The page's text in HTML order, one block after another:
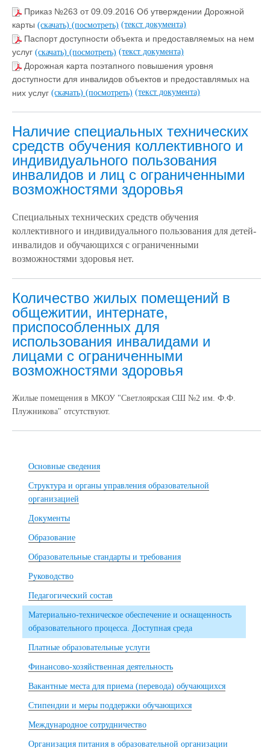
Приказ №263 от 09.09.2016 Об утверждении Дорожной
карты (скачать) (посмотреть) (текст документа)
Паспорт доступности объекта и предоставляемых на нем
услуг (скачать) (посмотреть) (текст документа)
Дорожная карта поэтапного повышения уровня
доступности для инвалидов объектов и предоставлямых на
них услуг (скачать) (посмотреть) (текст документа)
Наличие специальных технических
средств обучения коллективного и
индивидуального пользования
инвалидов и лиц с ограниченными
возможностями здоровья
Специальных технических средств обучения
коллективного и индивидуального пользования для детей-
инвалидов и обучающихся с ограниченными
возможностями здоровья нет.
Количество жилых помещений в
общежитии, интернате,
приспособленных для
использования инвалидами и
лицами с ограниченными
возможностями здоровья
Жилые помещения в МКОУ "Светлоярская СШ №2 им. Ф.Ф.
Плужникова" отсутствуют.
Основные сведения
Структура и органы управления образовательной
организацией
Документы
Образование
Образовательные стандарты и требования
Руководство
Педагогический состав
Материально-техническое обеспечение и оснащенность
образовательного процесса. Доступная среда
Платные образовательные услуги
Финансово-хозяйственная деятельность
Вакантные места для приема (перевода) обучающихся
Стипендии и меры поддержки обучающихся
Международное сотрудничество
Организация питания в образовательной организации